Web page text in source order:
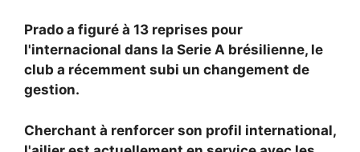
Prado a figuré à 13 reprises pour
l'internacional dans la Serie A brésilienne, le
club a récemment subi un changement de
gestion.
Cherchant à renforcer son profil international,